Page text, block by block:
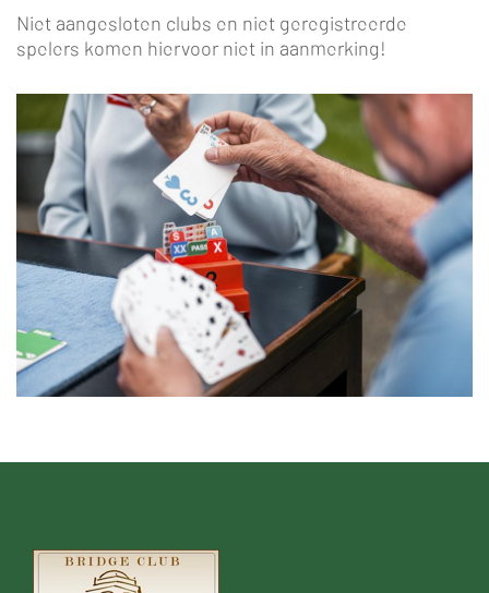
Niet aangesloten clubs en niet geregistreerde
spelers komen hiervoor niet in aanmerking!